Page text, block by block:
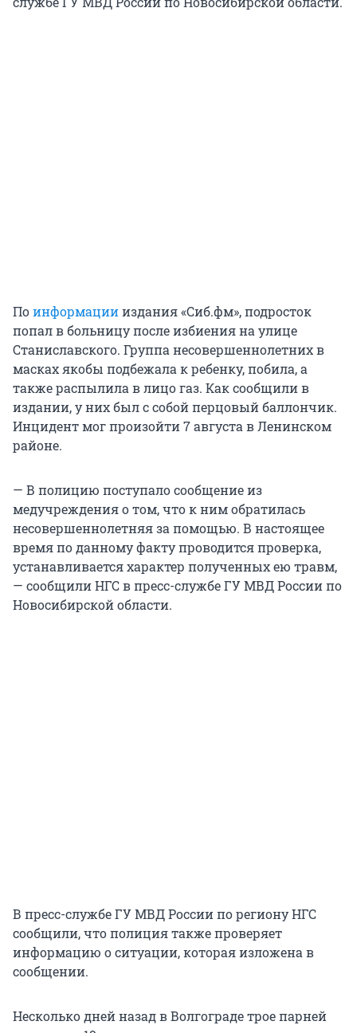
Поинформациииздания «Сиб.фм», подросток
попал в больницу после избиения на улице
Станиславского. Группа несовершеннолетних в
масках якобы подбежала к ребенку, побила, а
также распылила в лицо газ. Как сообщили в
издании, у них был с собой перцовый баллончик.
Инцидент мог произойти 7 августа в Ленинском
районе.
— В полицию поступало сообщение из
медучреждения о том, что к ним обратилась
несовершеннолетняя за помощью. В настоящее
время по данному факту проводится проверка,
устанавливается характер полученных ею травм,
— сообщили НГС в пресс-службе ГУ МВД России по
Новосибирской области.
В пресс-службе ГУ МВД России по региону НГС
сообщили, что полиция также проверяет
информацию о ситуации, которая изложена в
сообщении.
Несколько дней назад в Волгограде трое парней